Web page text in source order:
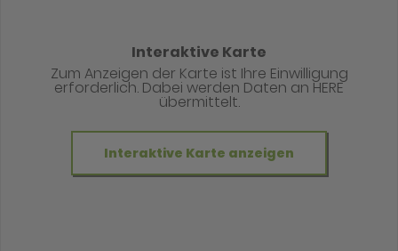
Interaktive Karte
Zum Anzeigen der Karte ist Ihre Einwilligung
erforderlich. Dabei werden Daten an HERE
übermittelt.
Interaktive Karte anzeigen